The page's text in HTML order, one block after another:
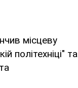
місцеву
політехніці" та